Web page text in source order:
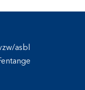
asbl